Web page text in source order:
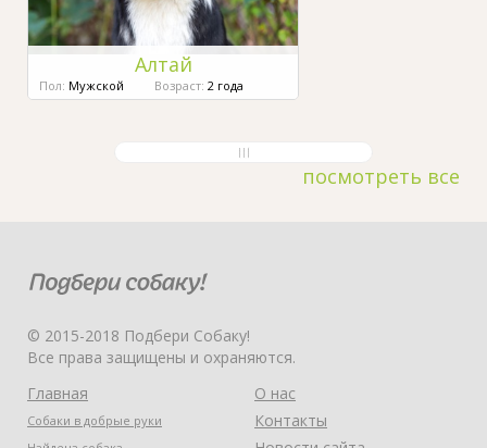
Алтай
Пол: Мужской Возраст: 2 года
посмотреть все
© 2015-2018 Подбери Собаку!
Все права защищены и охраняются.
Главная
Собаки в добрые руки
О нас
Контакты